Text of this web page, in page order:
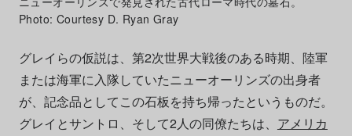
Photo: Courtesy D. Ryan Gray
グレイらの仮説は、第2次世界大戦後のある時期、陸軍
または海軍に入隊していたニューオーリンズの出身者
が、記念品としてこの石板を持ち帰ったというものだ。
グレイとサントロ、そして2人の同僚たちは、 アメリカ